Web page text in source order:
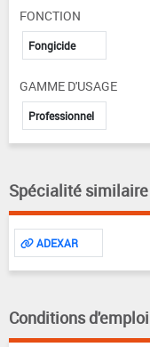
FONCTION
Fongicide
GAMME D'USAGE
Professionnel
Spécialité
ADEXAR
Conditions